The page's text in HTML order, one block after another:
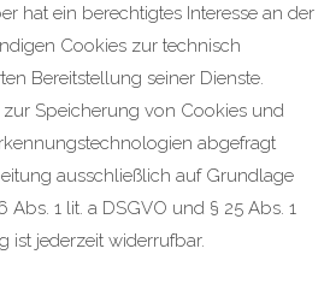
hat ein berechtigtes Interesse an der
Cookies zur technisch
Bereitstellung seiner Dienste.
Speicherung von Cookies und
abgefragt
ausschließlich auf Grundlage
Abs. 1 lit. a DSGVO und § 25 Abs. 1
ist jederzeit widerrufbar.